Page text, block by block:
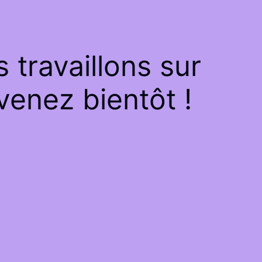
travaillons sur
bientôt !